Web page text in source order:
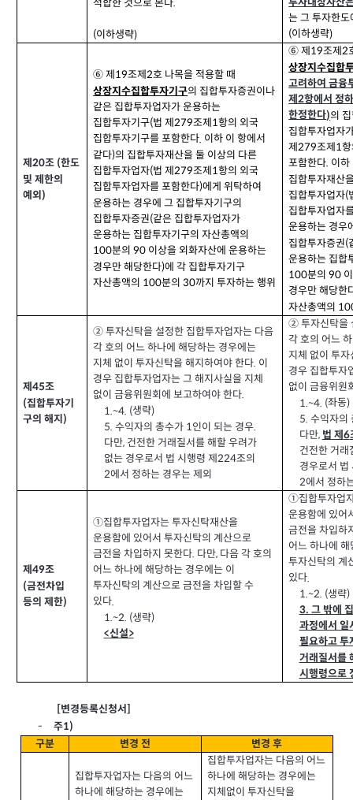
적합한 것으로 본다.
(이하생략)
투자대상자산
는 그 투자한
(이하생략)
제20조 (한도
및 제한의
예외 )
⑥ 제 19조제2호 나목을 적용할 때
상장지수집합투자기구의 집합투자증권이나
같은 집합투자업자가 운용하는
집합투자기구(법 제279조제 1항의 외국
집합투자기구를 포함한다. 이하 이 항에서
같다)의 집합투자재산을 둘 이상의 다른
집합투자업자(법 제279조제 1항의 외국
집합투자업자를 포함한다)에게 위탁하여
운용하는 경우에 그 집합투자기구의
집합투자증권(같은 집합투자업자가
운용하는 집합투자기구의 자산총액의
100분의 90 이상을 외화자산에 운용하는
경우만 해당한다)에 각 집합투자기구
자산총액의 100분의 30까지 투자하는 행위
⑥ 제 19조제2
상장지수집합
고려하여 금융
제2항에서 정
한정한다)의
집합투자업자
제279조제 1
포함한다. 이하
집합투자재산
집합투자업자(
집합투자업자
운용하는 경우
집합투자증권(
운용하는 집합
100분의 90
경우만 해당한
자산총액의
제45조
(집합투자기
구의 해지 )
② 투자신탁을 설정한 집합투자업자는 다음
각 호의 어느 하나에 해당하는 경우에는
지체 없이 투자신탁을 해지하여야 한다. 이
경우 집합투자업자는 그 해지사실을 지체
없이 금융위원회에 보고하여야 한다.
1.~4. (생략)
5. 수익자의 총수가1인이 되는 경우.
다만, 건전한 거래질서를 해할 우려가
없는 경우로서 법 시행령 제 224조의
2에서 정하는 경우는 제외
② 투자신탁을
각 호의 어느
지체 없이 투
경우 집합투자
없이 금융위원
1.~4. (좌동)
5. 수익자의
다만, 법 제 6
건전한 거래
경우로서 법
2에서 정하
제49조
(금전차입
등의 제한)
①집합투자업자는 투자신탁재산을
운용함에 있어서 투자신탁의 계산으로
금전을 차입하지 못한다. 다만, 다음 각 호의
어느 하나에 해당하는 경우에는 이
투자신탁의 계산으로 금전을 차입할 수
있다.
1.~2. (생략)
<신설>
①집합투자업
운용함에 있어
금전을 차입하
어느 하나에
투자신탁의 계
있다.
1.~2. (생략)
3. 그 밖에
과정에서 일
필요하고 투
거래질서를
시행령으로
변경등록신청서
-
주1)
구분
변경 전 변경 후
집합투자업자는 다음의 어느
하나에 해당하는 경우에는
집합투자업자는 다음의 어느
하나에 해당하는 경우에는
지체없이 투자신탁을